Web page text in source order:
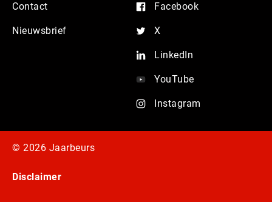
Contact
Nieuwsbrief
Facebook
X
LinkedIn
YouTube
Instagram
© 2026 Jaarbeurs
Disclaimer